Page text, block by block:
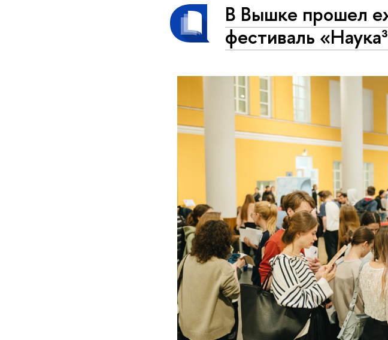
В Вышке прошел
фестиваль